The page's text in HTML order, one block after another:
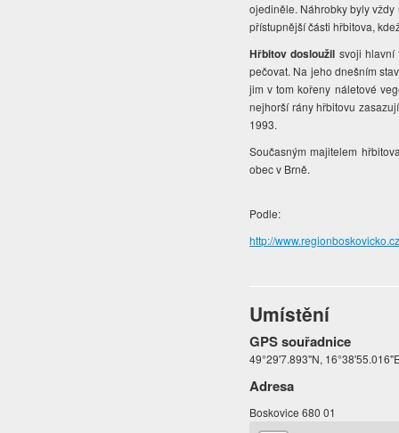
ojediněle. Náhrobky byly
přístupnější části hřbitova,
Hřbitov dosloužil svoji hlavní
pečovat. Na jeho dnešním
jim v tom kořeny náletové
nejhorší rány hřbitovu
1993.
Současným majitelem
obec v Brně.
Podle:
http://
Umístění
GPS souřadnice
49°29'7.893"N,
Adresa
Boskovice 680 01